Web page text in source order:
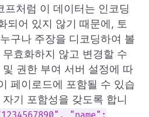
프처럼 이 데이터는 인코딩
되어 있지 않기 때문에, 토
구나 주장을 디코딩하여 볼
효화하지 않고 변경할 수
권한 부여 서버 설정에 따
페이로드에 포함될 수 있습
기 포함성을 갖도록 합니